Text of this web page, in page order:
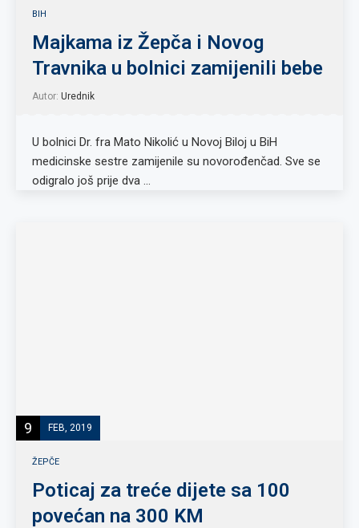
BIH
Majkama iz Žepča i Novog
Travnika u bolnici zamijenili bebe
Autor: Urednik
U bolnici Dr. fra Mato Nikolić u Novoj Biloj u BiH
medicinske sestre zamijenile su novorođenčad. Sve se
odigralo još prije dva …
9 FEB, 2019
ŽEPČE
Poticaj za treće dijete sa 100
povećan na 300 KM